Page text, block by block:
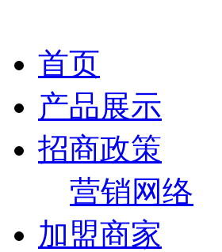
首页
产品展示
招商政策
营销网络
加盟商家